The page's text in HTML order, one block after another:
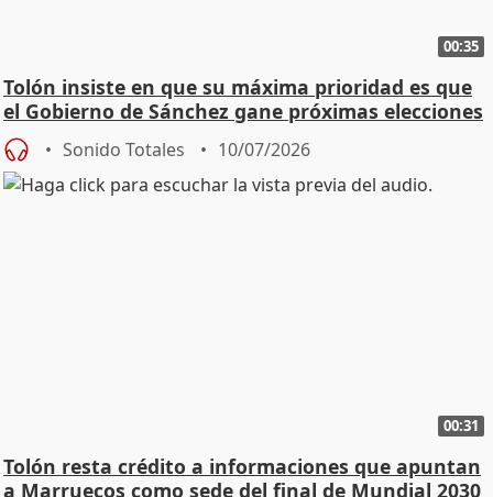
00:35
Tolón insiste en que su máxima prioridad es que
el Gobierno de Sánchez gane próximas elecciones
Sonido Totales 10/07/2026
00:31
Tolón resta crédito a informaciones que apuntan
a Marruecos como sede del final de Mundial 2030